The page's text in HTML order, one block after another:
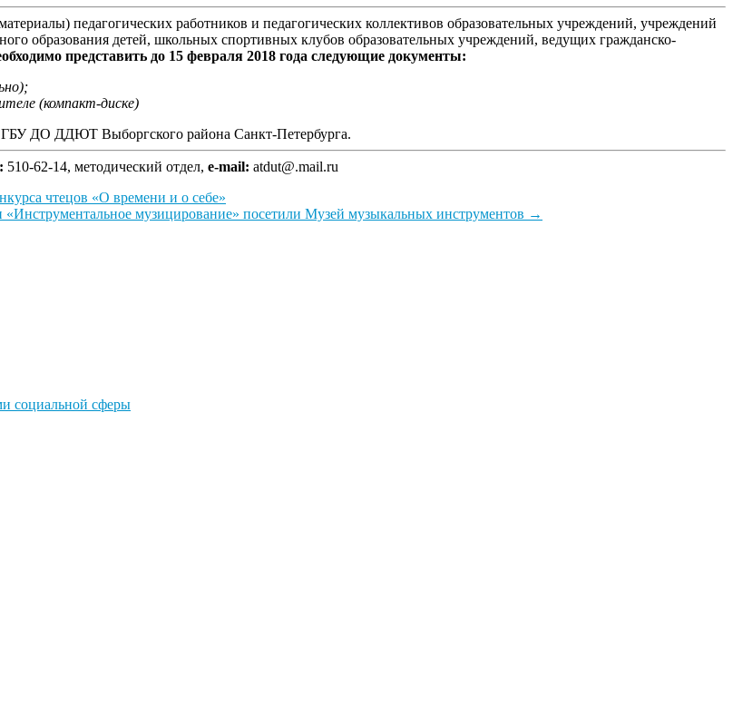
педагогических работников и педагогических коллективов образовательных учреждений, учреждений
образования детей, школьных спортивных клубов образовательных учреждений, ведущих гражданско-
представить до 15 февраля 2018 года следующие документы:
(компакт-диске)
ГБУ ДО ДДЮТ Выборгского района Санкт-Петербурга.
510-62-14, методический отдел, e-mail: atdut@.mail.ru
чтецов «О времени и о себе»
музицирование» посетили Музей музыкальных инструментов →
социальной сферы